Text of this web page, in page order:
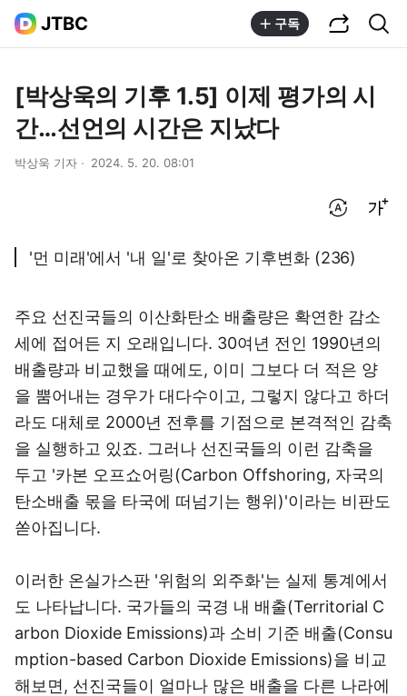
JTBC 구독
[박상욱의 기후 1.5] 이제 평가의 시
간…선언의 시간은 지났다
박상욱 기자 2024. 5. 20. 08:01
'먼 미래'에서 '내 일'로 찾아온 기후변화 (236)
주요 선진국들의 이산화탄소 배출량은 확연한 감소
세에 접어든 지 오래입니다. 30여년 전인 1990년의
배출량과 비교했을 때에도, 이미 그보다 더 적은 양
을 뿜어내는 경우가 대다수이고, 그렇지 않다고 하더
라도 대체로 2000년 전후를 기점으로 본격적인 감축
을 실행하고 있죠. 그러나 선진국들의 이런 감축을
두고 '카본 오프쇼어링(Carbon Offshoring, 자국의
탄소배출 몫을 타국에 떠넘기는 행위)'이라는 비판도
쏟아집니다.
이러한 온실가스판 '위험의 외주화'는 실제 통계에서
도 나타납니다. 국가들의 국경 내 배출(Territorial C
arbon Dioxide Emissions)과 소비 기준 배출(Consu
mption-based Carbon Dioxide Emissions)을 비교
해보면, 선진국들이 얼마나 많은 배출을 다른 나라에